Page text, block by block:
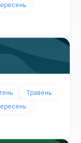
Травень